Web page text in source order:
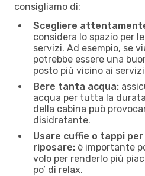
consigliamo di:
Scegliere
considera lo spazio per
servizi. Ad esempio, se
potrebbe essere una
posto più vicino ai
Bere tanta acqua:
acqua per tutta la
della cabina può
disidratante.
Usare cuffie o tappi
riposare: è importante
volo per renderlo piú
po’ di relax.